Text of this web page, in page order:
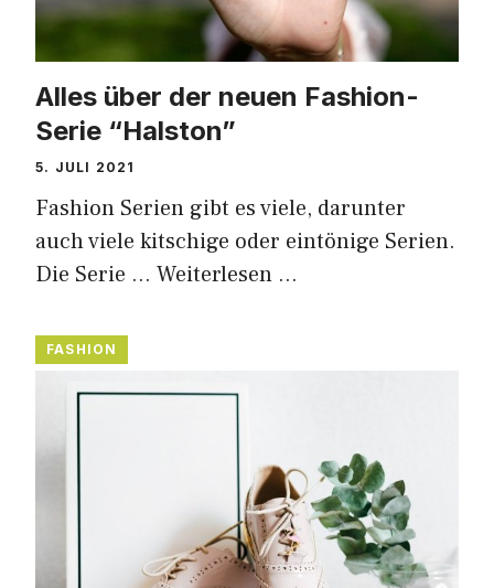
Alles über der neuen Fashion-
Serie “Halston”
5. JULI 2021
Fashion Serien gibt es viele, darunter
auch viele kitschige oder eintönige Serien.
Die Serie … Weiterlesen …
FASHION